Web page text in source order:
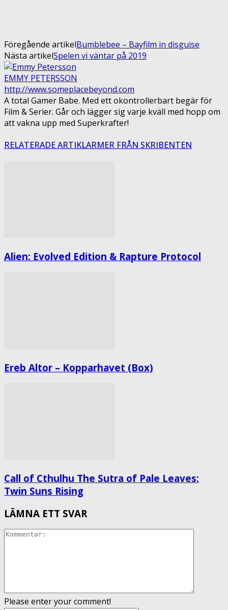
Föregående artikelBumblebee – Bayfilm in disguise
Nästa artikelSpelen vi väntar på 2019
EMMY PETERSSON
http://www.someplacebeyond.com
A total Gamer Babe. Med ett okontrollerbart begär för
Film & Serier. Går och lägger sig varje kväll med hopp om
att vakna upp med Superkrafter!
RELATERADE ARTIKLARMER FRÅN SKRIBENTEN
Alien: Evolved Edition & Rapture Protocol
Ereb Altor – Kopparhavet (Box)
Call of Cthulhu The Sutra of Pale Leaves:
Twin Suns Rising
LÄMNA ETT SVAR
Please enter your comment!